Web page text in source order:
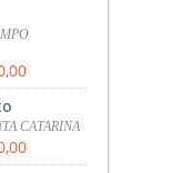
CATARINA